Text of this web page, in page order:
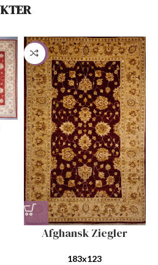
-53%
Afghansk Ziegler
183x123